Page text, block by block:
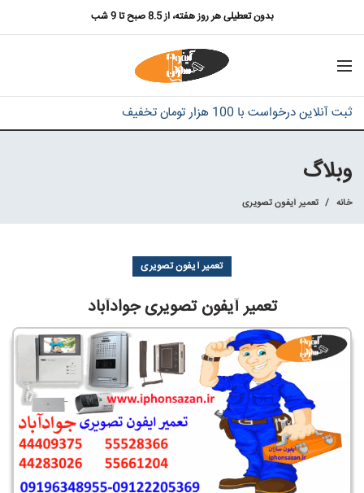
بدون تعطیلی هر روز هفته، از 8.5 صبح تا 9 شب
ثبت آنلاین درخواست با 100 هزار تومان تخفیف
وبلاگ
خانه تعمیر آیفون تصویری
تعمیر آیفون تصویری
تعمیر آیفون تصویری جوادآباد